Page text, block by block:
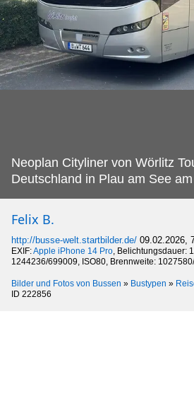
Neoplan Cityliner von Wörlitz
Deutschland in Plau am See
Felix B.
http://busse-welt.startbilder.de/ 09.02.2026,
EXIF:Apple iPhone 14 Pro, Belichtungsdauer:
1244236/699009, ISO80, Brennweite:
Bilder und Fotos von Bussen » Bustypen »
ID 222856